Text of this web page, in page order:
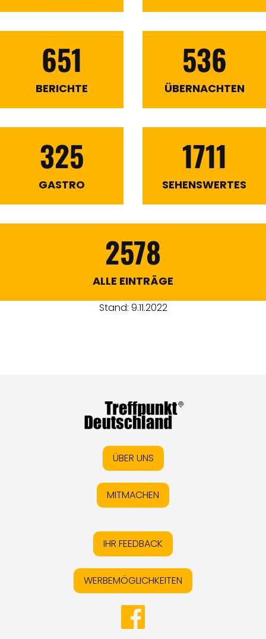
651
BERICHTE
536
ÜBERNACHTEN
325
GASTRO
1711
SEHENSWERTES
2578
ALLE EINTRÄGE
Stand: 9.11.2022
ÜBER UNS
MITMACHEN
IHR FEEDBACK
WERBEMÖGLICHKEITEN